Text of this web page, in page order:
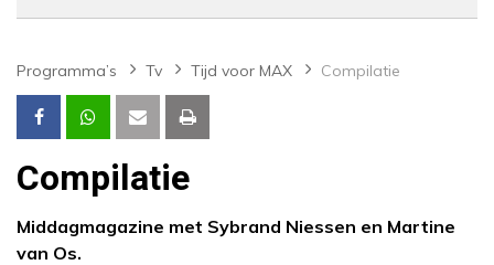
Programma’s Tv Tijd voor MAX Compilatie
Compilatie
Middagmagazine met Sybrand Niessen en Martine
van Os.